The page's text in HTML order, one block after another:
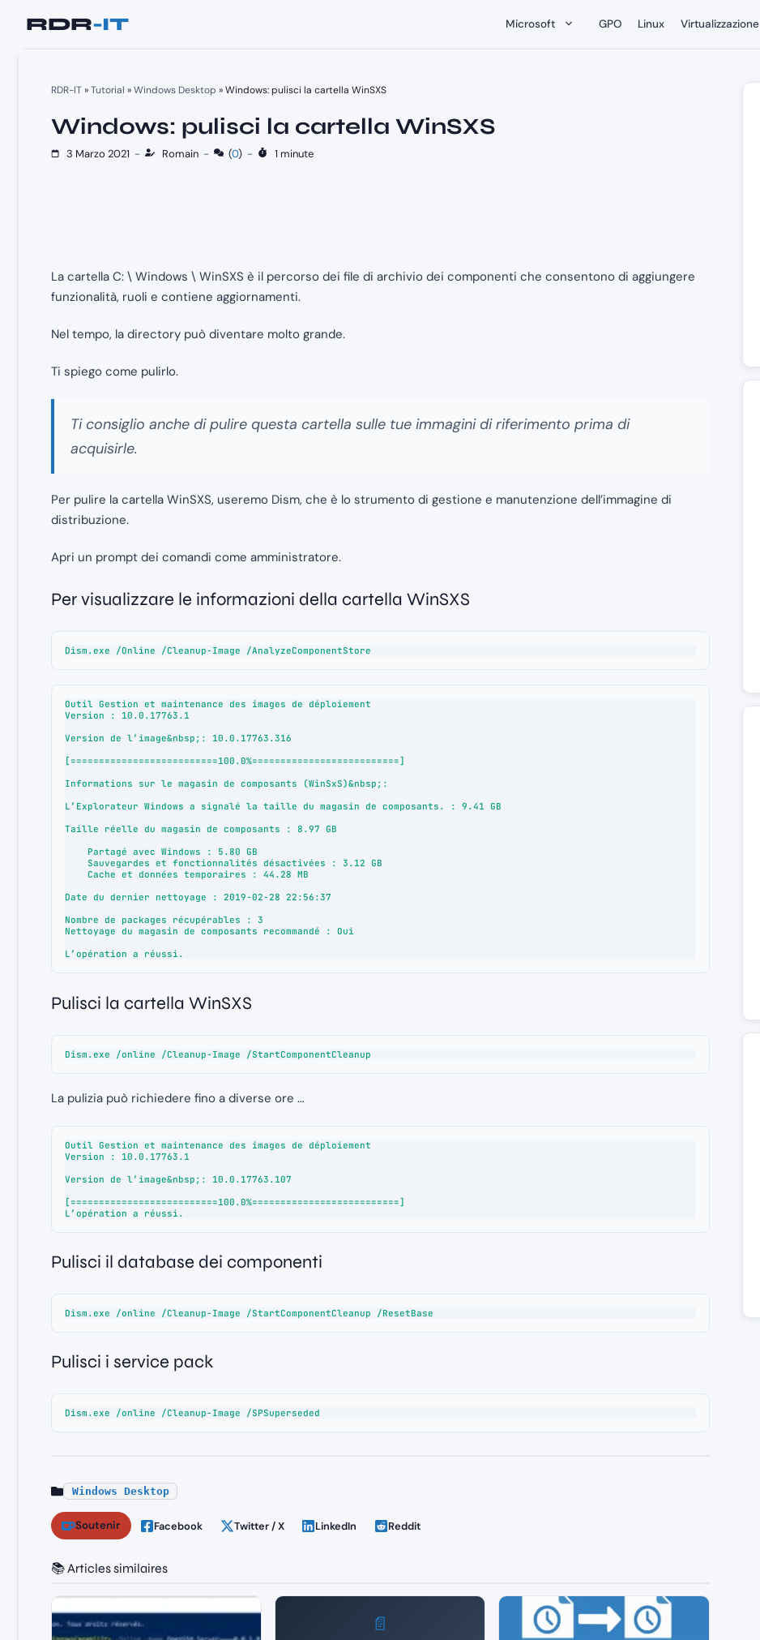
Microsoft GPO Linux Virtualizzazione
RDR-IT»Tutorial »Windows Desktop »Windows: pulisci la cartella WinSXS
Windows: pulisci la cartella WinSXS
3 Marzo 2021 - Romain - (0) - 1 minute
La cartella C: \ Windows \ WinSXS è il percorso dei file di archivio dei componenti che consentono di aggiungere
funzionalità, ruoli e contiene aggiornamenti.
Nel tempo, la directory può diventare molto grande.
Ti spiego come pulirlo.
Ti consiglio anche di pulire questa cartella sulle tue immagini di riferimento prima di
acquisirle.
Per pulire la cartella WinSXS, useremo Dism, che è lo strumento di gestione e manutenzione dell’immagine di
distribuzione.
Apri un prompt dei comandi come amministratore.
Per visualizzare le informazioni della cartella WinSXS
Dism.exe /Online /Cleanup-Image /AnalyzeComponentStore
Outil Gestion et maintenance des images de déploiement
Version : 10.0.17763.1
Version de l’image&nbsp;: 10.0.17763.316
[==========================100.0%==========================]
Informations sur le magasin de composants (WinSxS)&nbsp;:
L’Explorateur Windows a signalé la taille du magasin de composants. : 9.41 GB
Taille réelle du magasin de composants : 8.97 GB
Date du dernier nettoyage : 2019-02-28 22:56:37
Nombre de packages récupérables : 3
Nettoyage du magasin de composants recommandé : Oui
L’opération a réussi.
Pulisci la cartella WinSXS
Dism.exe /online /Cleanup-Image /StartComponentCleanup
La pulizia può richiedere fino a diverse ore …
Outil Gestion et maintenance des images de déploiement
Version : 10.0.17763.1
Version de l’image&nbsp;: 10.0.17763.107
[==========================100.0%==========================]
L’opération a réussi.
Pulisci il database dei componenti
Dism.exe /online /Cleanup-Image /StartComponentCleanup /ResetBase
Pulisci i service pack
Dism.exe /online /Cleanup-Image /SPSuperseded
Windows Desktop
Soutenir Facebook Twitter / X LinkedIn Reddit
📚 Articles similaires
📄